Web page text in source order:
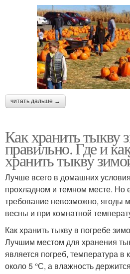
читать дальше →
Как хранить тыкву
правильно. Где и
хранить тыкву
Лучше всего в домашних
прохладном и темном месте. Но
требование невозможно, ягоды
весны и при комнатной
Как хранить тыкву в погребе
Лучшим местом для хранения
является погреб, температура в
около 5 °С, а влажность